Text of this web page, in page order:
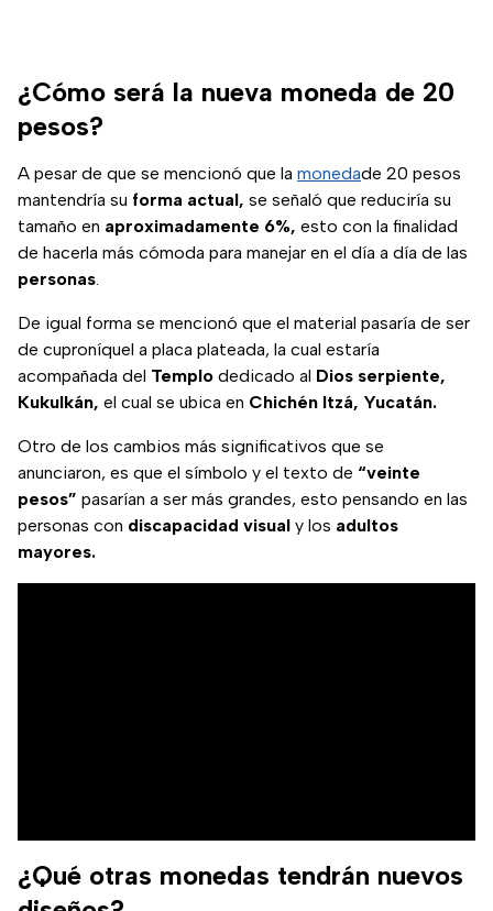
¿Cómo será la nueva moneda de 20
pesos?
A pesar de que se mencionó que la monedade 20 pesos
mantendría su forma actual, se señaló que reduciría su
tamaño en aproximadamente 6%, esto con la finalidad
de hacerla más cómoda para manejar en el día a día de las
personas.
De igual forma se mencionó que el material pasaría de ser
de cuproníquel a placa plateada, la cual estaría
acompañada del Templo dedicado al Dios serpiente,
Kukulkán, el cual se ubica en Chichén Itzá, Yucatán.
Otro de los cambios más significativos que se
anunciaron, es que el símbolo y el texto de “veinte
pesos” pasarían a ser más grandes, esto pensando en las
personas con discapacidad visual y los adultos
mayores.
¿Qué otras monedas tendrán nuevos